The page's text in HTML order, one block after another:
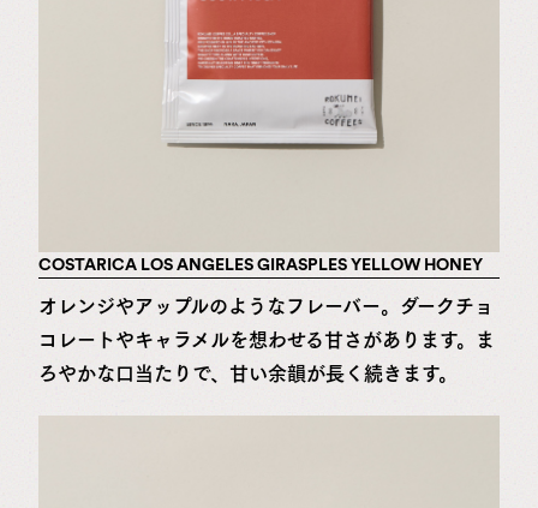
COSTARICA LOS ANGELES GIRASPLES YELLOW HONEY
オレンジやアップルのようなフレーバー。ダークチョ
コレートやキャラメルを想わせる甘さがあります。ま
ろやかな口当たりで、甘い余韻が長く続きます。